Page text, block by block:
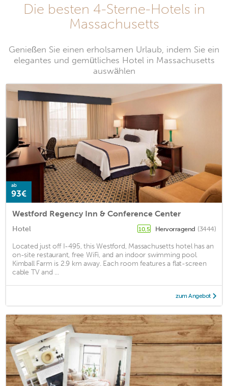
Die besten 4-Sterne-Hotels in
Massachusetts
Genießen Sie einen erholsamen Urlaub, indem Sie ein
elegantes und gemütliches Hotel in Massachusetts
auswählen
ab
93€
Westford Regency Inn & Conference Center
Hotel 10,5 Hervorragend (3444)
Located just off I-495, this Westford, Massachusetts hotel has an
on-site restaurant, free WiFi, and an indoor swimming pool.
Kimball Farm is 2.9 km away. Each room features a flat-screen
cable TV and ...
zum Angebot